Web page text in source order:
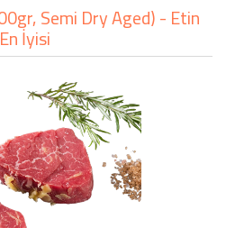
Semi Dry Aged) - Etin
En İyisi